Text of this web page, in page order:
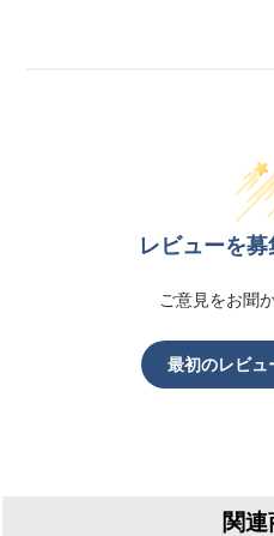
レビューを
ご意見をお聞
最初のレビュ
関連